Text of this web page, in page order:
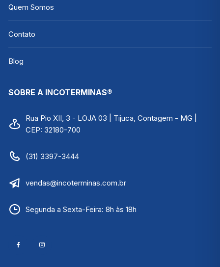
Quem Somos
Contato
Blog
SOBRE A INCOTERMINAS®
Rua Pio XII, 3 - LOJA 03 | Tijuca, Contagem - MG |
CEP: 32180-700
(31) 3397-3444
vendas@incoterminas.com.br
Segunda a Sexta-Feira: 8h às 18h